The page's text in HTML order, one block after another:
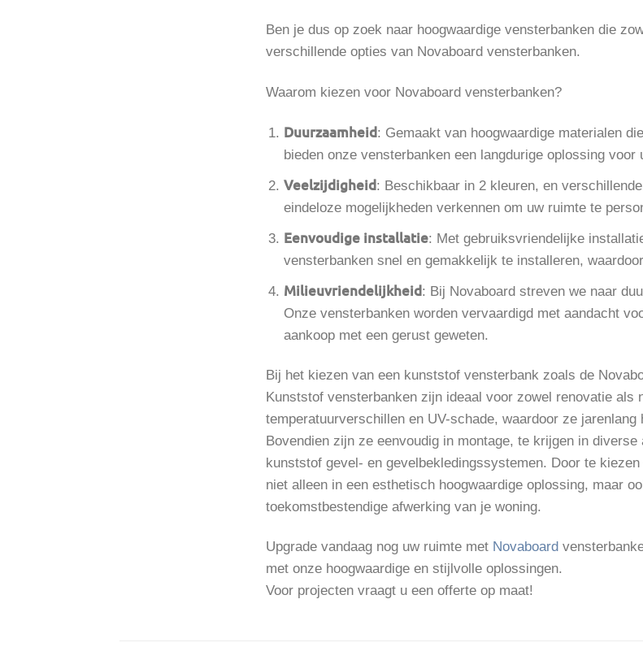
Ben je dus op zoek naar hoogwaardige vensterbanken die
verschillende opties van Novaboard vensterbanken.
Waarom kiezen voor Novaboard vensterbanken?
Duurzaamheid: Gemaakt van hoogwaardige materialen
bieden onze vensterbanken een langdurige oplossing voor
Veelzijdigheid: Beschikbaar in 2 kleuren, en
eindeloze mogelijkheden verkennen om uw ruimte te
Eenvoudige installatie: Met gebruiksvriendelijke
vensterbanken snel en gemakkelijk te installeren,
Milieuvriendelijkheid: Bij Novaboard streven we naar
Onze vensterbanken worden vervaardigd met aandacht
aankoop met een gerust geweten.
Bij het kiezen van een kunststof vensterbank zoals de
Kunststof vensterbanken zijn ideaal voor zowel renovatie als
temperatuurverschillen en UV-schade, waardoor ze
Bovendien zijn ze eenvoudig in montage, te krijgen in
kunststof gevel- en gevelbekledingssystemen. Door te
niet alleen in een esthetisch hoogwaardige oplossing, maar
toekomstbestendige afwerking van je woning.
Upgrade vandaag nog uw ruimte met Novaboard
met onze hoogwaardige en stijlvolle oplossingen.
Voor projecten vraagt u een offerte op maat!